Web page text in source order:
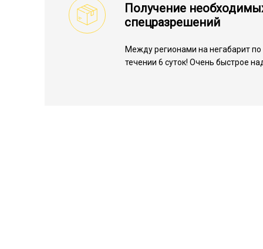
Получение
спецразрешений
Между регионами на негабарит
течении 6 суток! Очень быстрое